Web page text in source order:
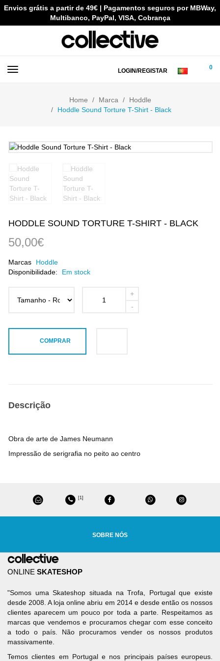
Envios grátis a partir de 49€ | Pagamentos seguros por MBWay,
Multibanco, PayPal, VISA, Cobrança
LOGIN/REGISTAR 0
Home Marca
Hoddle
Hoddle Sound Torture T-Shirt - Black
HODDLE SOUND TORTURE T-SHIRT - BLACK
50,00€
Marcas
Hoddle
Disponibilidade:
Em stock
COMPRAR
Descrição
Obra de arte de James Neumann
Impressão de serigrafia no peito ao centro
[1]
SOBRE NÓS
ONLINE SKATESHOP
"Somos uma Skateshop situada na Trofa, Portugal que existe
desde 2008. A loja online abriu em 2014 e desde então os nossos
clientes aparecem um pouco por toda a parte. Respeitamos as
marcas que vendemos e procuramos chegar com esse conceito
a todo o país. Não procuramos vender os nossos produtos
massivamente.
Temos clientes em Portugal e nos principais países europeus.